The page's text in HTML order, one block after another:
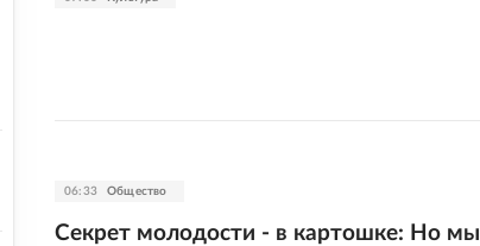
06:33 Общество
Секрет молодости - в картошке: Но мы